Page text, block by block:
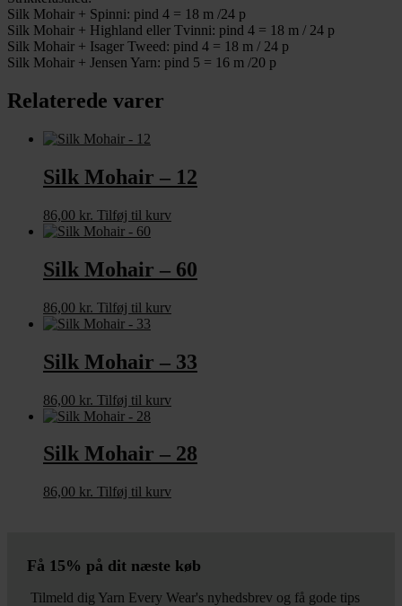
Silk Mohair + Spinni: pind 4 = 18 m /24 p
Silk Mohair + Highland eller Tvinni: pind 4 = 18 m / 24 p
Silk Mohair + Isager Tweed: pind 4 = 18 m / 24 p
Silk Mohair + Jensen Yarn: pind 5 = 16 m /20 p
Relaterede varer
Silk Mohair – 12
86,00 kr. Tilføj til kurv
Silk Mohair – 60
86,00 kr. Tilføj til kurv
Silk Mohair – 33
86,00 kr. Tilføj til kurv
Silk Mohair – 28
86,00 kr. Tilføj til kurv
Få 15% på dit næste køb
Tilmeld dig Yarn Every Wear's nyhedsbrev og få gode tips